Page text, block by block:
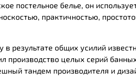
постельное белье, он
практичностью,
результате общих усилий
производство целых серий
тандем производителя и